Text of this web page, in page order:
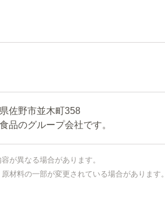
佐野市並木町358
グループ会社です。
が異なる場合があります。
材料の一部が変更されている場合があります。